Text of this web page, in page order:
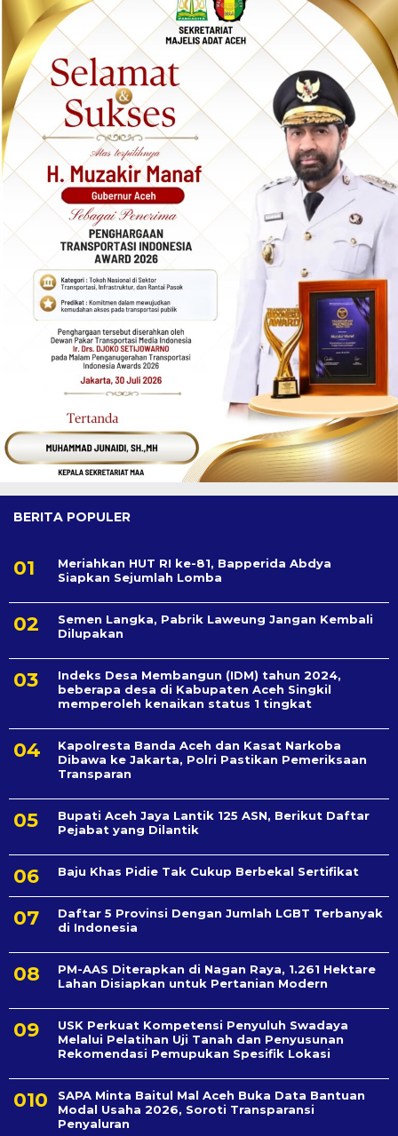
BERITA POPULER
Meriahkan HUT RI ke-81, Bapperida Abdya
Siapkan Sejumlah Lomba
Semen Langka, Pabrik Laweung Jangan Kembali
Dilupakan
Indeks Desa Membangun (IDM) tahun 2024,
beberapa desa di Kabupaten Aceh Singkil
memperoleh kenaikan status 1 tingkat
Kapolresta Banda Aceh dan Kasat Narkoba
Dibawa ke Jakarta, Polri Pastikan Pemeriksaan
Transparan
Bupati Aceh Jaya Lantik 125 ASN, Berikut Daftar
Pejabat yang Dilantik
Baju Khas Pidie Tak Cukup Berbekal Sertifikat
Daftar 5 Provinsi Dengan Jumlah LGBT Terbanyak
di Indonesia
PM-AAS Diterapkan di Nagan Raya, 1.261 Hektare
Lahan Disiapkan untuk Pertanian Modern
USK Perkuat Kompetensi Penyuluh Swadaya
Melalui Pelatihan Uji Tanah dan Penyusunan
Rekomendasi Pemupukan Spesifik Lokasi
SAPA Minta Baitul Mal Aceh Buka Data Bantuan
Modal Usaha 2026, Soroti Transparansi
Penyaluran